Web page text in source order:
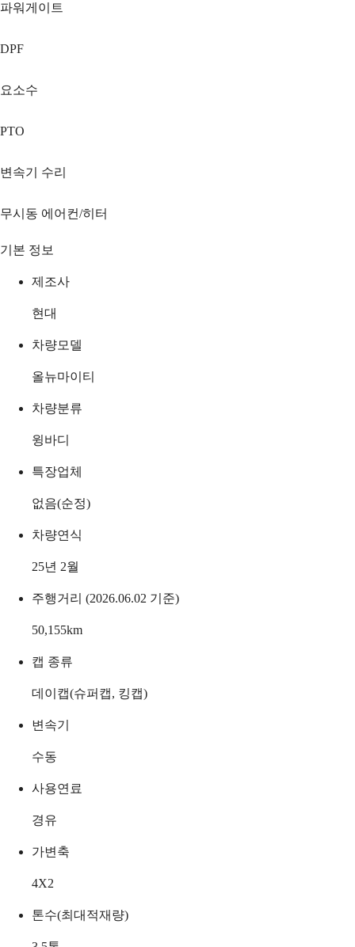
파워게이트
DPF
요소수
PTO
변속기 수리
무시동 에어컨/히터
기본 정보
제조사
현대
차량모델
올뉴마이티
차량분류
윙바디
특장업체
없음(순정)
차량연식
25년 2월
주행거리 (2026.06.02 기준)
50,155km
캡 종류
데이캡(슈퍼캡, 킹캡)
변속기
수동
사용연료
경유
가변축
4X2
톤수(최대적재량)